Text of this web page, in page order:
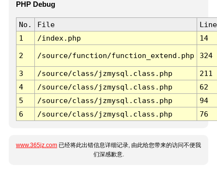
PHP Debug
No. File
Line
1
/index.php 14
2 /source/function/function_extend.php 324
3 /source/class/jzmysql.class.php
211
4
/source/class/jzmysql.class.php
62
5
/source/class/jzmysql.class.php
94
6
/source/class/jzmysql.class.php 76
www.365jz.com 已经将此出错信息详细记录, 由此给您带来的访问不便我
们深感歉意.